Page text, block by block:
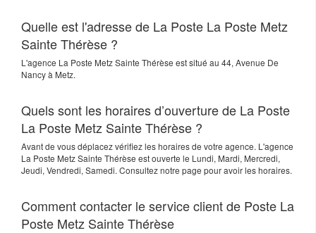
Quelle est l'adresse de La Poste La Poste Metz
Sainte Thérèse ?
L'agence La Poste Metz Sainte Thérèse est situé au 44, Avenue De
Nancyà Metz.
Quels sont les horaires d’ouverture de La Poste
La Poste Metz Sainte Thérèse ?
Avant de vous déplacez vérifiez les horaires de votre agence. L'agence
La Poste Metz Sainte Thérèse est ouverte le Lundi, Mardi, Mercredi,
Jeudi, Vendredi, Samedi. Consultez notre page pour avoir les horaires.
Comment contacter le service client de Poste La
Poste Metz Sainte Thérèse